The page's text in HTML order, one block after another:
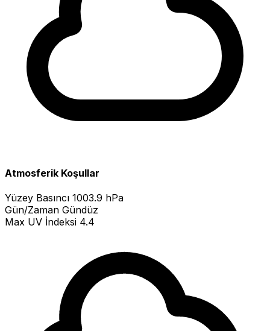
Atmosferik Koşullar
Yüzey Basıncı 1003.9 hPa
Gün/Zaman Gündüz
Max UV İndeksi 4.4